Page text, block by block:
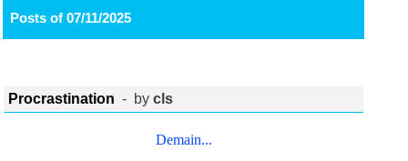
Posts of 07/11/2025
Procrastination - bycls
Demain...